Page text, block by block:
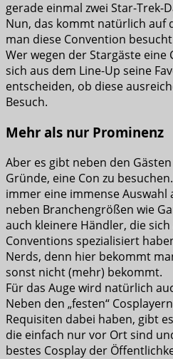
gerade einmal zwei Star-Trek-
Nun, das kommt natürlich auf
man diese Convention
Wer wegen der Stargäste
sich aus dem Line-Up seine
entscheiden, ob diese
Besuch.
Mehr als nur Prominenz
Aber es gibt neben den
Gründe, eine Con zu
immer eine immense Auswahl
neben Branchengrößen wie
auch kleinere Händler, die
Conventions spezialisiert
Nerds, denn hier bekommt
sonst nicht (mehr) bekommt.
Für das Auge wird natürlich
Neben den „festen“
Requisiten dabei haben, gibt
die einfach nur vor Ort sind
bestes Cosplay der